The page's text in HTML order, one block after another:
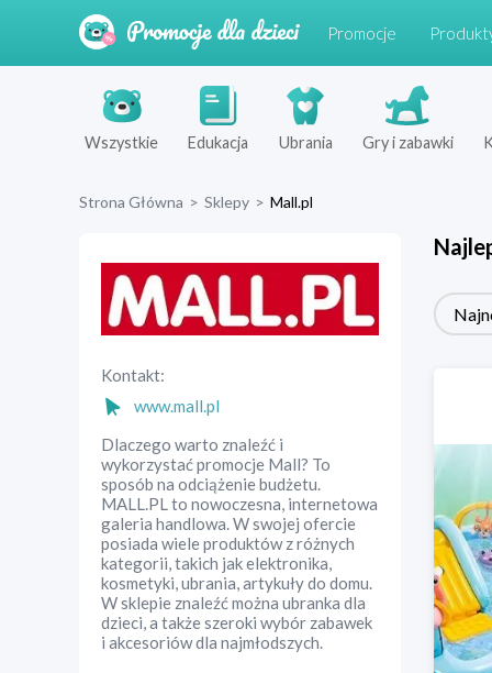
Promocje
Wszystkie Edukacja Ubrania Gry i zabawki
Strona Główna > Sklepy > Mall.pl
Kontakt:
www.mall.pl
Dlaczego warto znaleźć i
wykorzystać promocje Mall? To
sposób na odciążenie budżetu.
MALL.PL to nowoczesna, internetowa
galeria handlowa. W swojej ofercie
posiada wiele produktów z różnych
kategorii, takich jak elektronika,
kosmetyki, ubrania, artykuły do domu.
W sklepie znaleźć można ubranka dla
dzieci, a także szeroki wybór zabawek
i akcesoriów dla najmłodszych.